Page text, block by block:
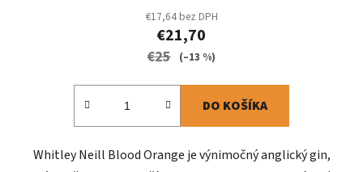
€17,64 bez DPH
€21,70
€25 (–13 %)
DO KOŠÍKA
Whitley Neill Blood Orange je výnimočný anglický gin,